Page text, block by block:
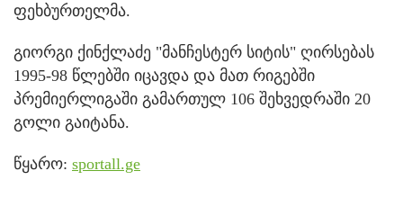
ფეხბურთელმა.
გიორგი ქინქლაძე "მანჩესტერ სიტის" ღირსებას
1995-98 წლებში იცავდა და მათ რიგებში
პრემიერლიგაში გამართულ 106 შეხვედრაში 20
გოლი გაიტანა.
წყარო: sportall.ge